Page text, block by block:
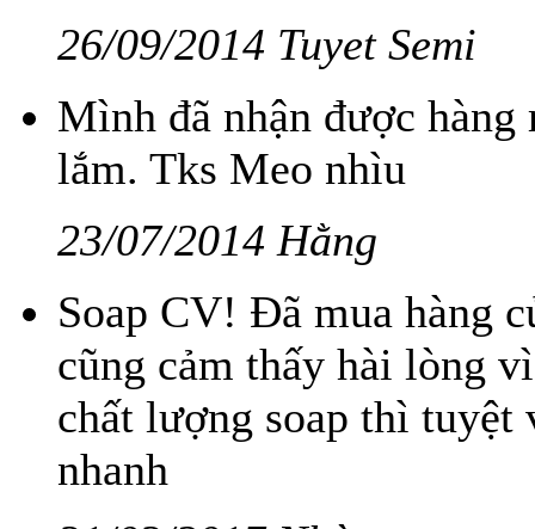
26/09/2014 Tuyet Semi
Mình đã nhận được
lắm. Tks Meo nhìu
23/07/2014 Hằng
Soap CV! Đã mua hàng
cũng cảm thấy hài lòng
chất lượng soap thì tuyệt
nhanh